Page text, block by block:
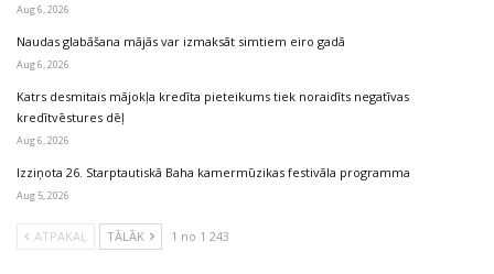
Aug 6, 2026
Naudas glabāšana mājās var izmaksāt simtiem eiro gadā
Aug 6, 2026
Katrs desmitais mājokļa kredīta pieteikums tiek noraidīts negatīvas
kredītvēstures dēļ
Aug 6, 2026
Izziņota 26. Starptautiskā Baha kamermūzikas festivāla programma
Aug 5, 2026
ATPAKAĻ TĀLĀK 1 no 1 243